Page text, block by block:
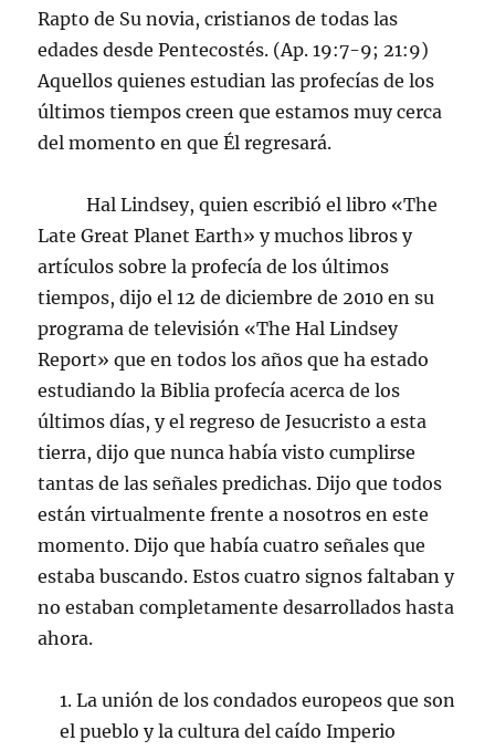
Rapto de Su novia, cristianos de todas las
edades desde Pentecostés. (Ap. 19:7-9; 21:9)
Aquellos quienes estudian las profecías de los
últimos tiempos creen que estamos muy cerca
del momento en que Él regresará.
Hal Lindsey, quien escribió el libro «The
Late Great Planet Earth» y muchos libros y
artículos sobre la profecía de los últimos
tiempos, dijo el 12 de diciembre de 2010 en su
programa de televisión «The Hal Lindsey
Report» que en todos los años que ha estado
estudiando la Biblia profecía acerca de los
últimos días, y el regreso de Jesucristo a esta
tierra, dijo que nunca había visto cumplirse
tantas de las señales predichas. Dijo que todos
están virtualmente frente a nosotros en este
momento. Dijo que había cuatro señales que
estaba buscando. Estos cuatro signos faltaban y
no estaban completamente desarrollados hasta
ahora.
1. La unión de los condados europeos que son
el pueblo y la cultura del caído Imperio